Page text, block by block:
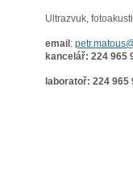
Ultrazvuk,
email :
kancelář: 224 965
laboratoř: 224 965